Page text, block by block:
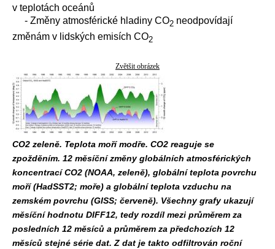
v teplotách oceánů
- Změny atmosférické hladiny CO2 neodpovídají
změnám v lidských emisích CO2
Zvětšit obrázek
CO2 zeleně. Teplota moří modře. CO2 reaguje se
zpožděním. 12 měsíční změny globálních atmosférických
koncentrací CO2 (NOAA, zeleně), globální teplota povrchu
moří (HadSST2; moře) a globální teplota vzduchu na
zemském povrchu (GISS; červeně). Všechny grafy ukazují
měsíční hodnotu DIFF12, tedy rozdíl mezi průměrem za
posledních 12 měsíců a průměrem za předchozích 12
měsíců stejné série dat. Z dat je takto odfiltrován roční